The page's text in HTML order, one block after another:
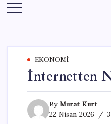
EKONOMI
İnternetten
By Murat Kurt
22 Nisan 2026